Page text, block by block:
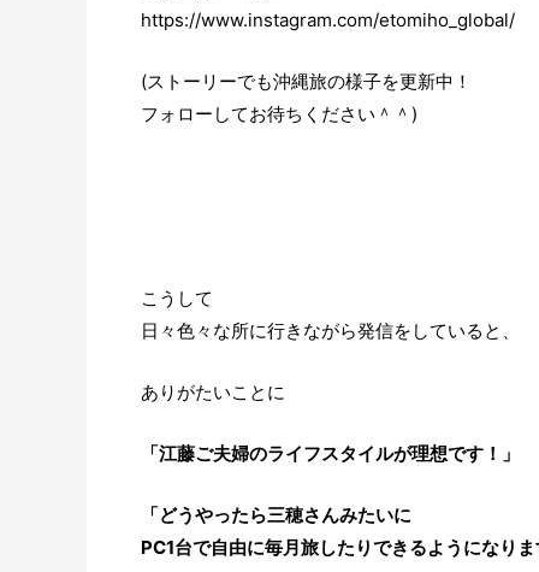
https://www.instagram.com/etomiho_global/
(ストーリーでも沖縄旅の様子を更新中！
フォローしてお待ちください＾＾)
こうして
日々色々な所に行きながら発信をしていると、
ありがたいことに
「江藤ご夫婦のライフスタイルが理想です！」
「どうやったら三穂さんみたいに
PC1台で自由に毎月旅したりできるようになり